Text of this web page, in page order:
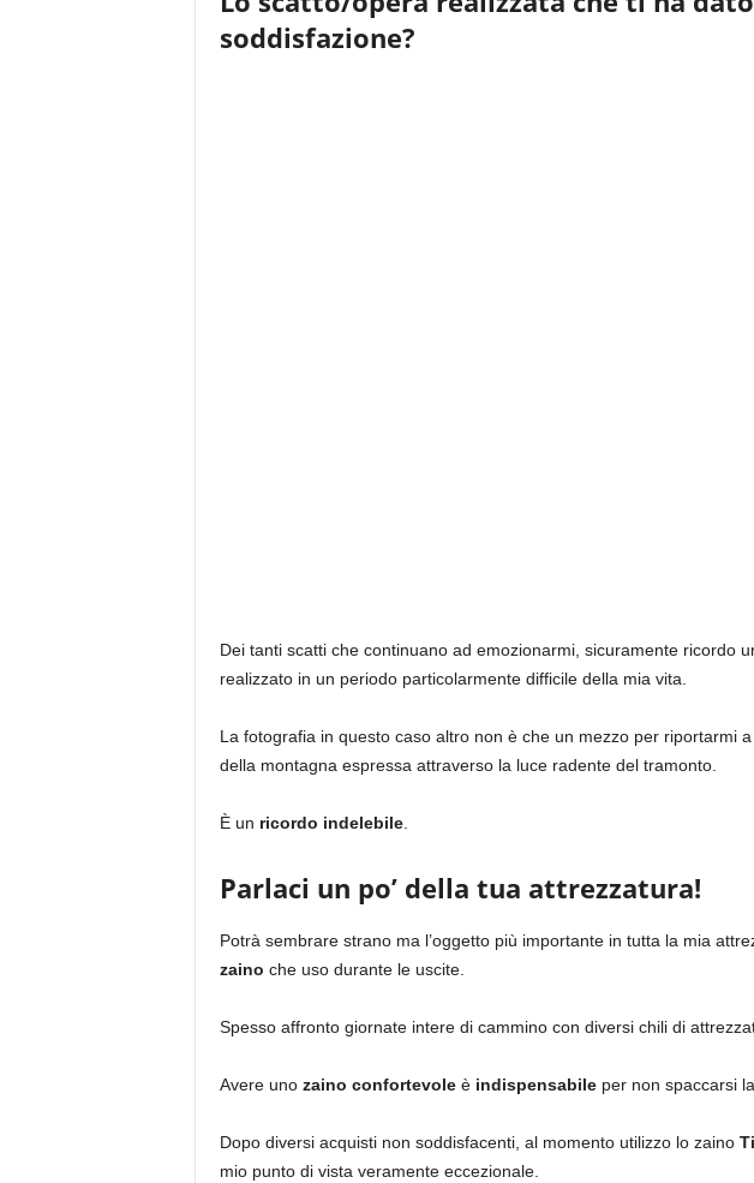
soddisfazione?
Dei tanti scatti che continuano ad emozionarmi, sicuramente ricordo
realizzato in un periodo particolarmente difficile della mia vita.
La fotografia in questo caso altro non è che un mezzo per riportarmi
della montagna espressa attraverso la luce radente del tramonto.
È un ricordo indelebile.
Parlaci un po’ della tua attrezzatura!
Potrà sembrare strano ma l’oggetto più importante in tutta la mia
zaino che uso durante le uscite.
Spesso affronto giornate intere di cammino con diversi chili di
Avere uno zaino confortevoleè indispensabile per non spaccarsi
Dopo diversi acquisti non soddisfacenti, al momento utilizzo lo zaino
mio punto di vista veramente eccezionale.